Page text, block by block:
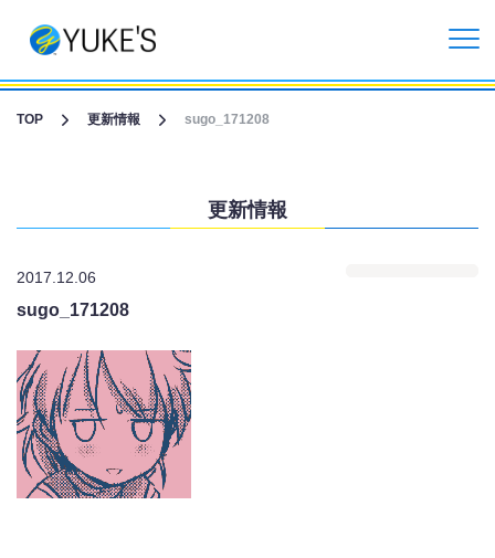
更新情報
CGライブ・XRメタバース制作
受託開発事業
リクルート情報
TOP 更新情報 sugo_171208
更新情報
2017.12.06
sugo_171208